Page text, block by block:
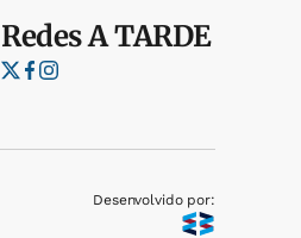
RedesA TARDE
Desenvolvido por: